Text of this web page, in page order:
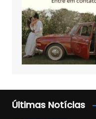
Últimas Notícias